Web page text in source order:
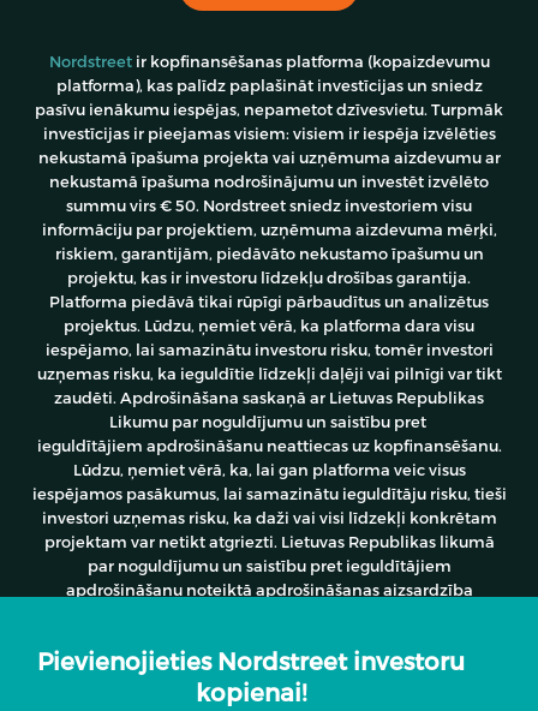
Pievienojieties Nordstreet investoru
kopienai!
Nordstreetir kopfinansēšanas platforma (kopaizdevumu
platforma), kas palīdz paplašināt investīcijas un sniedz
pasīvu ienākumu iespējas, nepametot dzīvesvietu. Turpmāk
investīcijas ir pieejamas visiem: visiem ir iespēja izvēlēties
nekustamā īpašuma projekta vai uzņēmuma aizdevumu ar
nekustamā īpašuma nodrošinājumu un investēt izvēlēto
summu virs € 50. Nordstreet sniedz investoriem visu
informāciju par projektiem, uzņēmuma aizdevuma mērķi,
riskiem, garantijām, piedāvāto nekustamo īpašumu un
projektu, kas ir investoru līdzekļu drošības garantija.
Platforma piedāvā tikai rūpīgi pārbaudītus un analizētus
projektus. Lūdzu, ņemiet vērā, ka platforma dara visu
iespējamo, lai samazinātu investoru risku, tomēr investori
uzņemas risku, ka ieguldītie līdzekļi daļēji vai pilnīgi var tikt
zaudēti. Apdrošināšana saskaņā ar Lietuvas Republikas
Likumu par noguldījumu un saistību pret
ieguldītājiem apdrošināšanu neattiecas uz kopfinansēšanu.
Lūdzu, ņemiet vērā, ka, lai gan platforma veic visus
iespējamos pasākumus, lai samazinātu ieguldītāju risku, tieši
investori uzņemas risku, ka daži vai visi līdzekļi konkrētam
projektam var netikt atgriezti. Lietuvas Republikas likumā
par noguldījumu un saistību pret ieguldītājiem
apdrošināšanu noteiktā apdrošināšanas aizsardzība